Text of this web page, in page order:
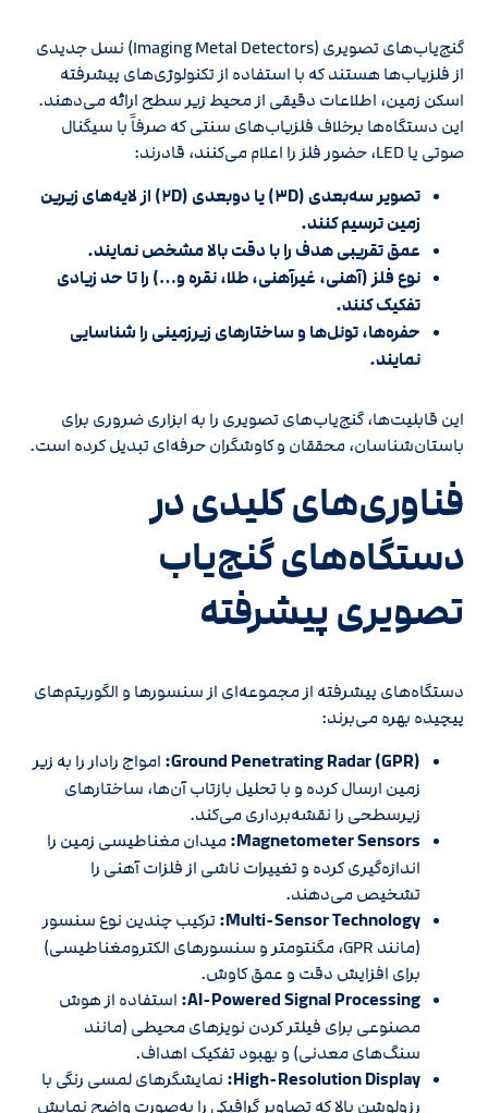
گنج‌یاب‌های تصویری (Imaging Metal Detectors) نسل جدیدی
از فلزیاب‌ها هستند که با استفاده از تکنولوژی‌های پیشرفته
اسکن زمین، اطلاعات دقیقی از محیط زیر سطح ارائه می‌دهند.
این دستگاه‌ها برخلاف فلزیاب‌های سنتی که صرفاً با سیگنال
صوتی یا LED، حضور فلز را اعلام می‌کنند، قادرند:
تصویر سه‌بعدی (۳D) یا دوبعدی (۲D) از لایه‌های زیرین
زمین ترسیم کنند.
عمق تقریبی هدف را با دقت بالا مشخص نمایند.
نوع فلز (آهنی، غیرآهنی، طلا، نقره و…) را تا حد زیادی
تفکیک کنند.
حفره‌ها، تونل‌ها و ساختارهای زیرزمینی را شناسایی
نمایند.
این قابلیت‌ها، گنج‌یاب‌های تصویری را به ابزاری ضروری برای
باستان‌شناسان، محققان و کاوشگران حرفه‌ای تبدیل کرده است.
فناوری‌های کلیدی در
دستگاه‌های گنج‌یاب
تصویری پیشرفته
دستگاه‌های پیشرفته از مجموعه‌ای از سنسورها و الگوریتم‌های
پیچیده بهره می‌برند:
Ground Penetrating Radar (GPR): امواج رادار را به زیر
زمین ارسال کرده و با تحلیل بازتاب آن‌ها، ساختارهای
زیرسطحی را نقشه‌برداری می‌کند.
Magnetometer Sensors: میدان مغناطیسی زمین را
اندازه‌گیری کرده و تغییرات ناشی از فلزات آهنی را
تشخیص می‌دهند.
Multi-Sensor Technology: ترکیب چندین نوع سنسور
(مانند GPR، مگنتومتر و سنسورهای الکترومغناطیسی)
برای افزایش دقت و عمق کاوش.
AI-Powered Signal Processing: استفاده از هوش
مصنوعی برای فیلتر کردن نویزهای محیطی (مانند
سنگ‌های معدنی) و بهبود تفکیک اهداف.
High-Resolution Display: نمایشگرهای لمسی رنگی با
رزولوشن بالا که تصاویر گرافیکی را به‌صورت واضح نمایش